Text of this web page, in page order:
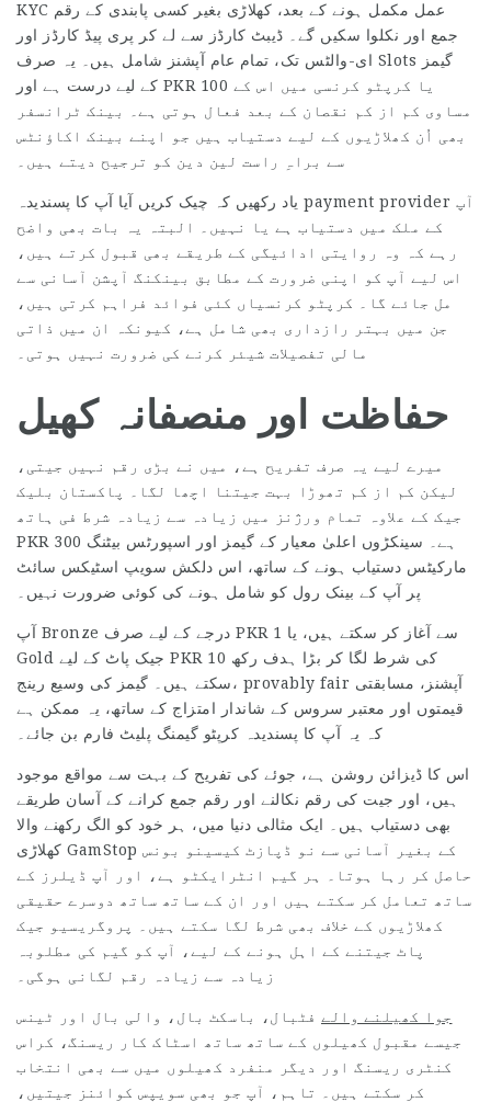
KYC عمل مکمل ہونے کے بعد، کھلاڑی بغیر کسی پابندی کے رقم
جمع اور نکلوا سکیں گے۔ ڈیبٹ کارڈز سے لے کر پری پیڈ کارڈز اور
ای-والٹس تک، تمام عام آپشنز شامل ہیں۔ یہ صرف Slots گیمز
کے لیے درست ہے اور PKR 100 یا کرپٹو کرنسی میں اس کے
مساوی کم از کم نقصان کے بعد فعال ہوتی ہے۔ بینک ٹرانسفر
بھی اُن کھلاڑیوں کے لیے دستیاب ہیں جو اپنے بینک اکاؤنٹس
سے براہِ راست لین دین کو ترجیح دیتے ہیں۔
یاد رکھیں کہ چیک کریں آیا آپ کا پسندیدہ payment provider آپ
کے ملک میں دستیاب ہے یا نہیں۔ البتہ یہ بات بھی واضح
رہے کہ وہ روایتی ادائیگی کے طریقے بھی قبول کرتے ہیں،
اس لیے آپ کو اپنی ضرورت کے مطابق بینکنگ آپشن آسانی سے
مل جائے گا۔ کرپٹو کرنسیاں کئی فوائد فراہم کرتی ہیں،
جن میں بہتر رازداری بھی شامل ہے، کیونکہ ان میں ذاتی
مالی تفصیلات شیئر کرنے کی ضرورت نہیں ہوتی۔
حفاظت اور منصفانہ کھیل
میرے لیے یہ صرف تفریح ہے، میں نے بڑی رقم نہیں جیتی،
لیکن کم از کم تھوڑا بہت جیتنا اچھا لگا۔ پاکستان بلیک
جیک کے علاوہ تمام ورژنز میں زیادہ سے زیادہ شرط فی ہاتھ
PKR 300 ہے۔ سینکڑوں اعلیٰ معیار کے گیمز اور اسپورٹس بیٹنگ
مارکیٹس دستیاب ہونے کے ساتھ، اس دلکش سویپ اسٹیکس سائٹ
پر آپ کے بینک رول کو شامل ہونے کی کوئی ضرورت نہیں۔
آپ Bronze درجے کے لیے صرف PKR 1 سے آغاز کر سکتے ہیں، یا
Gold جیک پاٹ کے لیے PKR 10 کی شرط لگا کر بڑا ہدف رکھ
سکتے ہیں۔ گیمز کی وسیع رینج، provably fair آپشنز، مسابقتی
قیمتوں اور معتبر سروس کے شاندار امتزاج کے ساتھ، یہ ممکن ہے
کہ یہ آپ کا پسندیدہ کرپٹو گیمنگ پلیٹ فارم بن جائے۔
اس کا ڈیزائن روشن ہے، جوئے کی تفریح کے بہت سے مواقع موجود
ہیں، اور جیت کی رقم نکالنے اور رقم جمع کرانے کے آسان طریقے
بھی دستیاب ہیں۔ ایک مثالی دنیا میں، ہر خود کو الگ رکھنے والا
کھلاڑی GamStop کے بغیر آسانی سے نو ڈپازٹ کیسینو بونس
حاصل کر رہا ہوتا۔ ہر گیم انٹرایکٹو ہے، اور آپ ڈیلرز کے
ساتھ تعامل کر سکتے ہیں اور ان کے ساتھ ساتھ دوسرے حقیقی
کھلاڑیوں کے خلاف بھی شرط لگا سکتے ہیں۔ پروگریسیو جیک
پاٹ جیتنے کے اہل ہونے کے لیے، آپ کو گیم کی مطلوبہ
زیادہ سے زیادہ رقم لگانی ہوگی۔
جوا کھیلنے والے فٹبال، باسکٹ بال، والی بال اور ٹینس
جیسے مقبول کھیلوں کے ساتھ ساتھ اسٹاک کار ریسنگ، کراس
کنٹری ریسنگ اور دیگر منفرد کھیلوں میں سے بھی انتخاب
کر سکتے ہیں۔ تاہم، آپ جو بھی سویپس کوائنز جیتیں،